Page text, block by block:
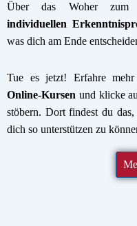
Über das Woher
individuellen
was dich am Ende
Tue es jetzt! Erfahre
Online-Kursen und klicke
stöbern. Dort findest du
dich so unterstützen zu